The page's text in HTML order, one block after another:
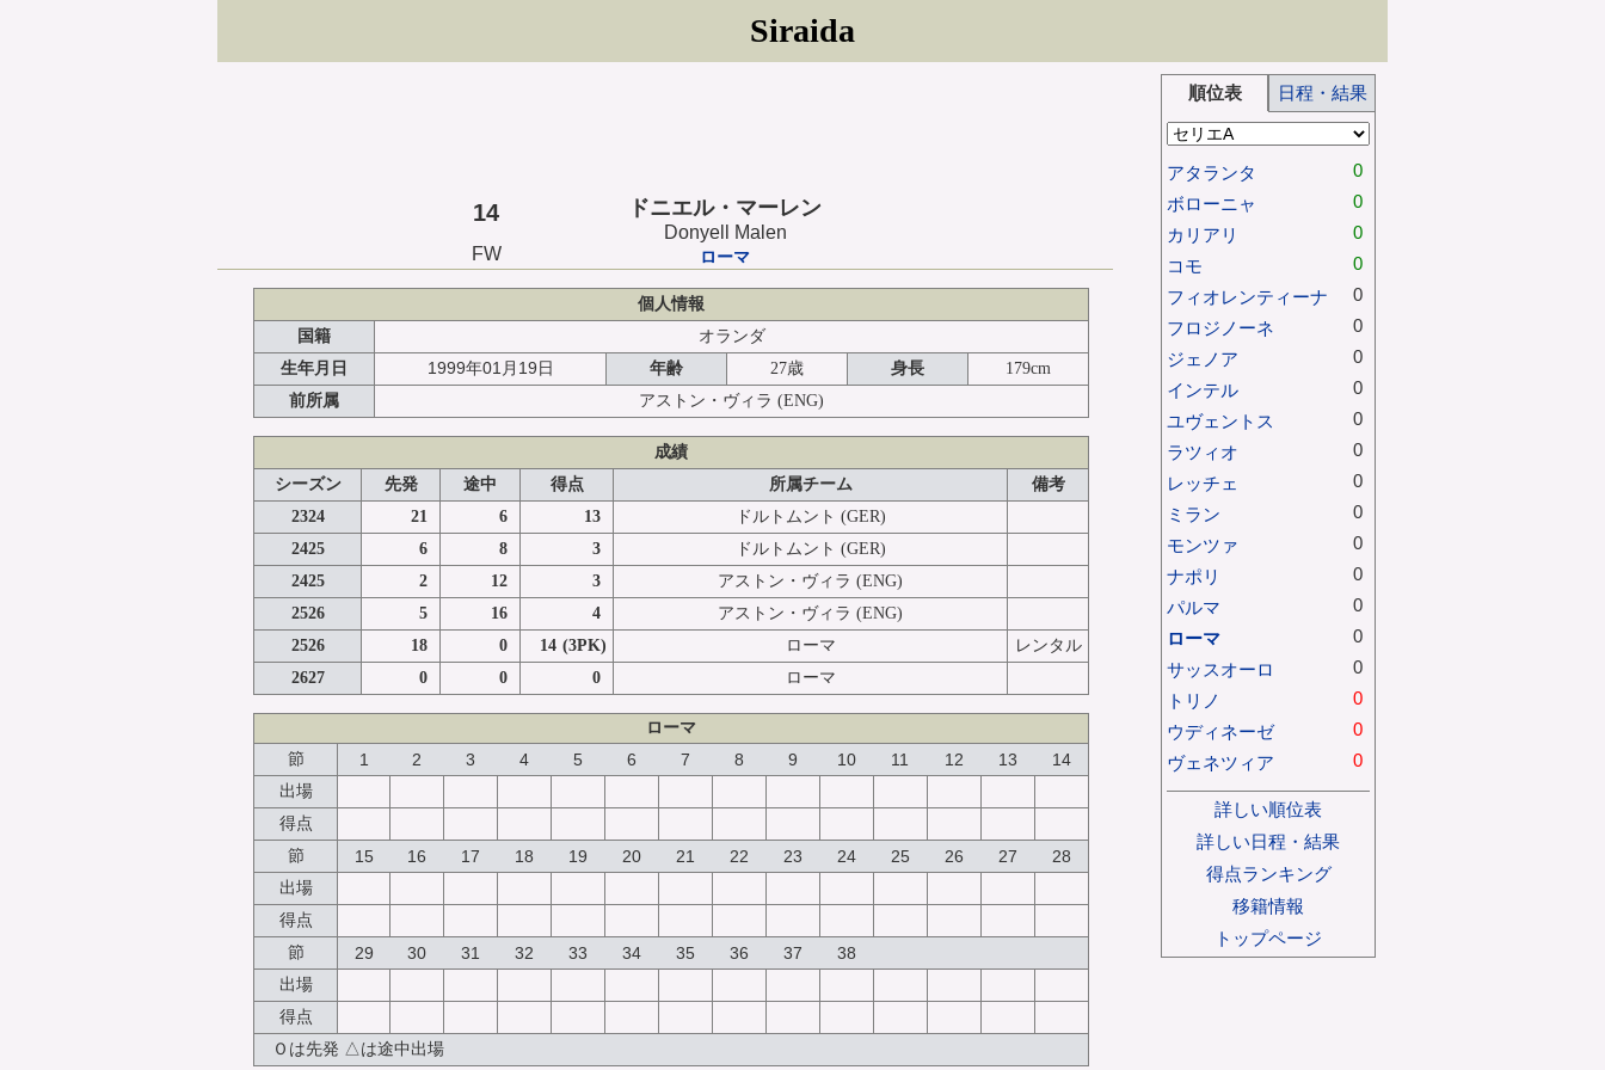
Siraida
14 ドニエル・マーレン
Donyell Malen
FW
ローマ
個人情報
国籍
オランダ
生年月日
1999年01月19日 年齢 27歳 身長
179cm
前所属
アストン・ヴィラ (ENG)
成績
シーズン
先発 途中 得点 所属チーム
備考
2324
21 6 13
ドルトムント (GER)
2425
6 8 3
ドルトムント (GER)
2425
2 12 3
アストン・ヴィラ (ENG)
2526
5 16 4
アストン・ヴィラ (ENG)
2526
18 0 14 (3PK) ローマ
レンタル
2627
0 0 0 ローマ
ローマ
節
1 2 3 4 5 6 7 8 9 10 11 12 13 14
出場
得点
節
15 16 17 18 19 20 21 22 23 24 25 26 27 28
出場
得点
節
29 30 31 32 33 34 35 36 37 38
出場
得点
Ｏは先発 △は途中出場
順位表 日程・結果
アタランタ
0
ボローニャ
0
カリアリ
0
コモ
0
フィオレンティーナ
0
フロジノーネ
0
ジェノア
0
インテル
0
ユヴェントス
0
ラツィオ
0
レッチェ
0
ミラン
0
モンツァ
0
ナポリ
0
パルマ
0
ローマ
0
サッスオーロ
0
トリノ
0
ウディネーゼ
0
ヴェネツィア
0
詳しい順位表
詳しい日程・結果
得点ランキング
移籍情報
トップページ